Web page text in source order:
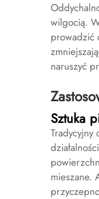
wilgocią.
prowadzić
naruszyć
Sztuka
Tradycyjny
mieszane.